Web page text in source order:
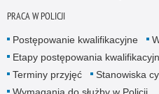
PRACA W POLICJI
Postępowanie kwalifikacyjne
Etapy postępowania
Terminy przyjęć
Stanowiska
Wymagania do służby w Policji